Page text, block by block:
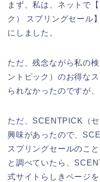
まず、私は、ネットで
ク） スプリングセール
にしました。
ただ、残念ながら私の
ントピック）のお得な
られなかったのですが、
ただ、SCENTPICK（
興味があったので、
スプリングセールのこ
と調べていたら、
式サイトらしきページ